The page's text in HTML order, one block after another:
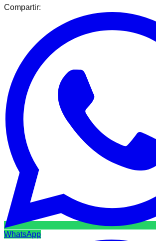
Compartir:
WhatsApp